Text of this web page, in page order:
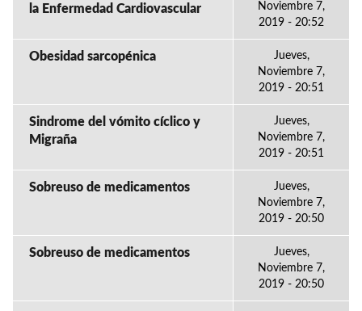
la Enfermedad Cardiovascular
Noviembre 7,
2019 - 20:52
Obesidad sarcopénica
Jueves,
Noviembre 7,
2019 - 20:51
Sindrome del vómito cíclico y
Migraña
Jueves,
Noviembre 7,
2019 - 20:51
Sobreuso de medicamentos
Jueves,
Noviembre 7,
2019 - 20:50
Sobreuso de medicamentos
Jueves,
Noviembre 7,
2019 - 20:50